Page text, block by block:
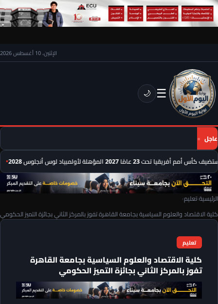
الإثنين، 10 أغسطس 2026
☰
🌙
عاجل
أفريقيا تحت 23 عامًا 2027 المؤهلة لأولمبياد لوس أنجلوس 2028
الرئيسية›تعليم›
كلية الاقتصاد والعلوم السياسية بجامعة القاهرة تفوز بالمركز الثاني بجائزة التميز الحكومي
تعليم
كلية الاقتصاد والعلوم السياسية بجامعة القاهرة
تفوز بالمركز الثاني بجائزة التميز الحكومي